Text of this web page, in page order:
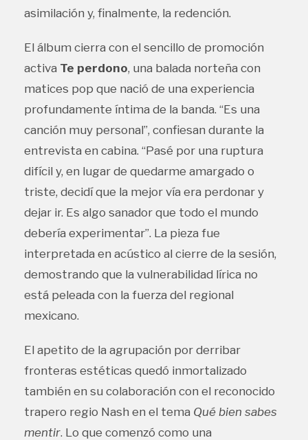
asimilación y, finalmente, la redención.
El álbum cierra con el sencillo de promoción
activa Te perdono, una balada norteña con
matices pop que nació de una experiencia
profundamente íntima de la banda. “Es una
canción muy personal”, confiesan durante la
entrevista en cabina. “Pasé por una ruptura
difícil y, en lugar de quedarme amargado o
triste, decidí que la mejor vía era perdonar y
dejar ir. Es algo sanador que todo el mundo
debería experimentar”. La pieza fue
interpretada en acústico al cierre de la sesión,
demostrando que la vulnerabilidad lírica no
está peleada con la fuerza del regional
mexicano.
El apetito de la agrupación por derribar
fronteras estéticas quedó inmortalizado
también en su colaboración con el reconocido
trapero regio Nash en el tema Qué bien sabes
mentir. Lo que comenzó como una